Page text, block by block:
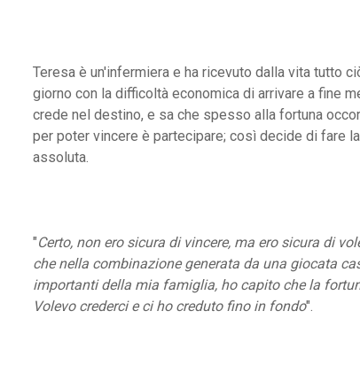
Teresa è un'infermiera e ha ricevuto dalla vita tutto
giorno con la difficoltà economica di arrivare a fine
crede nel destino, e sa che spesso alla fortuna
per poter vincere è partecipare; così decide di fare
assoluta.
"Certo, non ero sicura di vincere, ma ero sicura di
che nella combinazione generata da una giocata
importanti della mia famiglia, ho capito che la
Volevo crederci e ci ho creduto fino in fondo".